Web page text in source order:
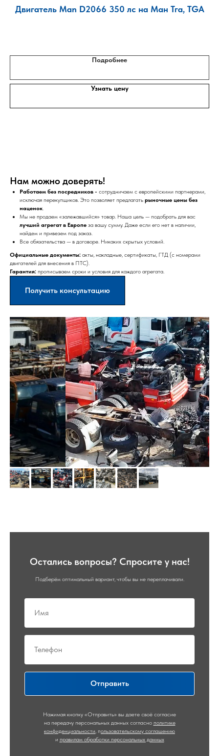
Двигатель Man D2066 350 лс на Ман Тга, TGA
Подробнее
Узнать цену
Нам можно доверять!
Работаем без посредников - сотрудничаем с европейскими партнерами,
исключая перекупщиков. Это позволяет предлагать рыночные цены без
наценок.
Мы не продаем «залежавшийся» товар. Наша цель — подобрать для вас
лучший агрегат в Европе за вашу сумму. Даже если его нет в наличии,
найдем и привезем под заказ.
Все обязательства — в договоре. Никаких скрытых условий.
Официальные документы: акты, накладные, сертификаты, ГТД (с номерами
двигателей для внесения в ПТС).
Гарантия: прописываем сроки и условия для каждого агрегата.
Получить консультацию
Остались вопросы? Спросите у нас!
Подберём оптимальный вариант, чтобы вы не переплачивали.
Отправить
Нажимая кнопку «Отправить» вы даете своё согласие
на передачу персональных данных согласно политике
конфиденциальности, пользовательскому соглашению
и правилам обработки персональных данных